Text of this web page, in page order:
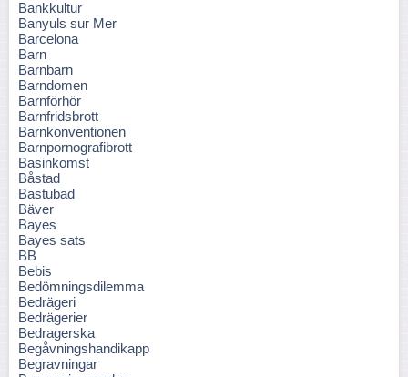
Bankkultur
Banyuls sur Mer
Barcelona
Barn
Barnbarn
Barndomen
Barnförhör
Barnfridsbrott
Barnkonventionen
Barnpornografibrott
Basinkomst
Båstad
Bastubad
Bäver
Bayes
Bayes sats
BB
Bebis
Bedömningsdilemma
Bedrägeri
Bedrägerier
Bedragerska
Begåvningshandikapp
Begravningar